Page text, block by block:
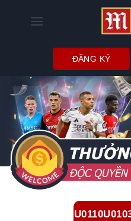
ĐĂNG KÝ